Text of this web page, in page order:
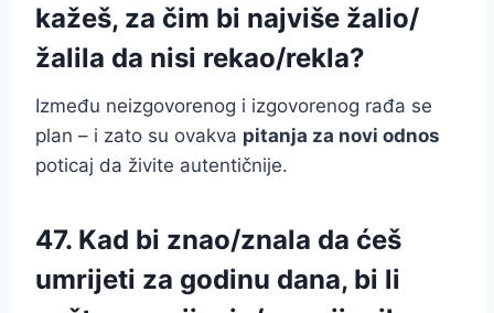
kažeš, za čim bi najviše žalio/
žalila da nisi rekao/rekla?
Između neizgovorenog i izgovorenog rađa se
plan – i zato su ovakva pitanja za novi odnos
poticaj da živite autentičnije.
47. Kad bi znao/znala da ćeš
umrijeti za godinu dana, bi li